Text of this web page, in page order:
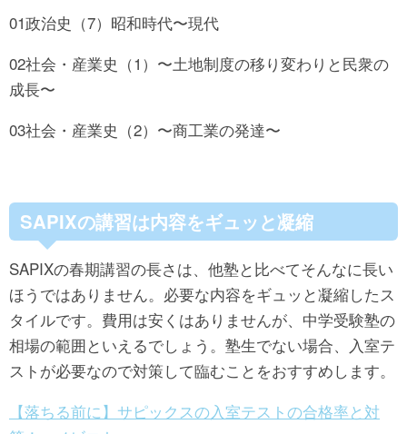
01政治史（7）昭和時代〜現代
02社会・産業史（1）〜土地制度の移り変わりと民衆の
成長〜
03社会・産業史（2）〜商工業の発達〜
SAPIXの講習は内容をギュッと凝縮
SAPIXの春期講習の長さは、他塾と比べてそんなに長い
ほうではありません。必要な内容をギュッと凝縮したス
タイルです。費用は安くはありませんが、中学受験塾の
相場の範囲といえるでしょう。塾生でない場合、入室テ
ストが必要なので対策して臨むことをおすすめします。
【落ちる前に】サピックスの入室テストの合格率と対